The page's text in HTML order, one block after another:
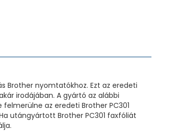
Brother nyomtatókhoz. Ezt az eredeti
irodájában. A gyártó az alábbi
az eredeti Brother PC301
utángyártott Brother PC301 faxfóliát